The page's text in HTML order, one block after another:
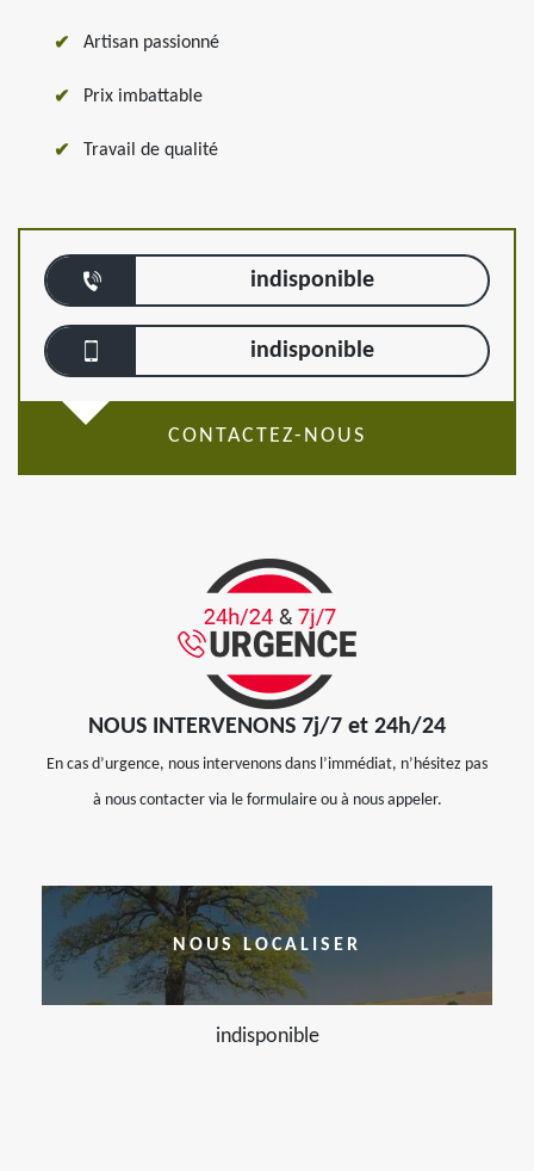
Artisan passionné
Prix imbattable
Travail de qualité
indisponible
indisponible
CONTACTEZ-NOUS
NOUS INTERVENONS 7j/7 et 24h/24
En cas d’urgence, nous intervenons dans l’immédiat, n’hésitez pas
à nous contacter via le formulaire ou à nous appeler.
NOUS LOCALISER
indisponible